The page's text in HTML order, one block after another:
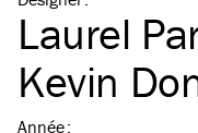
Laurel
Kevin
Année: